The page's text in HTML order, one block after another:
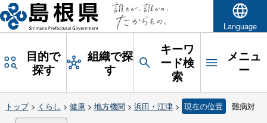
Language
目的で
探す
組織で探
す
キーワ
ード検
索
メニュ
ー
トップ> くらし > 健康> 地方機関> 浜田・江津> 現在の位置 難病対